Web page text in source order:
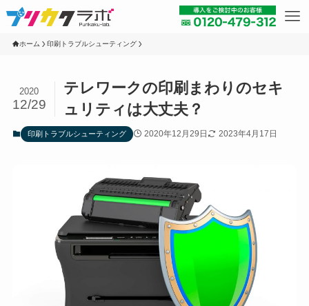
ホーム 印刷トラブルシューティング
テレワークの印刷まわりのセキ
ュリティは大丈夫？
2020
12/29
印刷トラブルシューティング 2020年12月29日 2023年4月17日